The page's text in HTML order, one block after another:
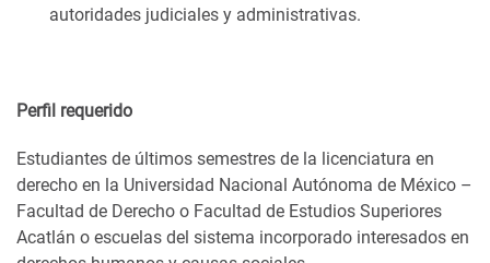
autoridades judiciales y administrativas.
Perfil requerido
Estudiantes de últimos semestres de la licenciatura en
derecho en la Universidad Nacional Autónoma de México –
Facultad de Derecho o Facultad de Estudios Superiores
Acatlán o escuelas del sistema incorporado interesados en